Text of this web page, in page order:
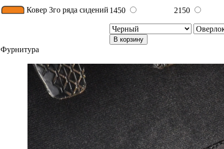
Ковер 3го ряда сидений 1450 2150
В корзину
Фурнитура